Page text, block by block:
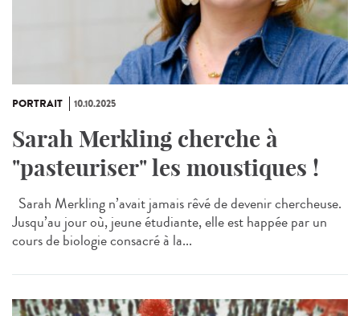
PORTRAIT 10.10.2025
Sarah Merkling cherche à
"pasteuriser" les moustiques !
Sarah Merkling n’avait jamais rêvé de devenir chercheuse.
Jusqu’au jour où, jeune étudiante, elle est happée par un
cours de biologie consacré à la...